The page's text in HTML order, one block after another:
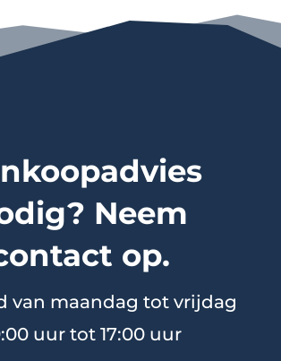
Neem
op.
van maandag tot vrijdag
uur tot 17:00 uur